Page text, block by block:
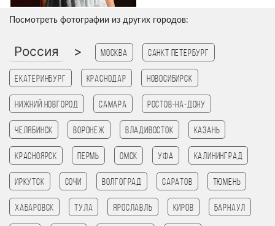
Посмотреть фотографии из других городов:
Россия > Москва Санкт Петербург
Екатеринбург Краснодар Новосибирск
Нижний Новгород Самара Ростов-на-Дону
Челябинск Воронеж Владивосток Казань
Красноярск Пермь Омск Уфа Калининград
Иркутск Сочи Волгоград Саратов Тюмень
Хабаровск Тула Ярославль Киров Барнаул